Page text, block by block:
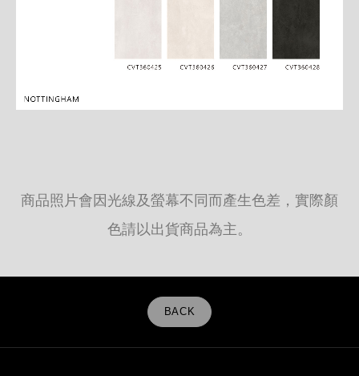
商品照片會因光線及螢幕不同而產生色差，實際顏
色請以出貨商品為主。
BACK